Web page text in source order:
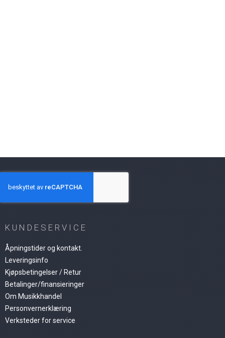
KUNDESERVICE
Åpningstider og kontakt.
Leveringsinfo
Kjøpsbetingelser / Retur
Betalinger/finansieringer
Om Musikkhandel
Personvernerklæring
Verksteder for service